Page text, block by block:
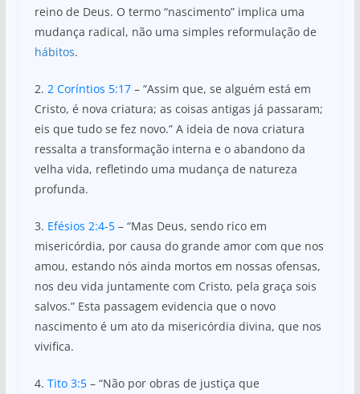
reino de Deus. O termo “nascimento” implica uma
mudança radical, não uma simples reformulação de
hábitos.
2. 2 Coríntios 5:17– “Assim que, se alguém está em
Cristo, é nova criatura; as coisas antigas já passaram;
eis que tudo se fez novo.” A ideia de nova criatura
ressalta a transformação interna e o abandono da
velha vida, refletindo uma mudança de natureza
profunda.
3. Efésios 2:4-5– “Mas Deus, sendo rico em
misericórdia, por causa do grande amor com que nos
amou, estando nós ainda mortos em nossas ofensas,
nos deu vida juntamente com Cristo, pela graça sois
salvos.” Esta passagem evidencia que o novo
nascimento é um ato da misericórdia divina, que nos
vivifica.
4. Tito 3:5– “Não por obras de justiça que